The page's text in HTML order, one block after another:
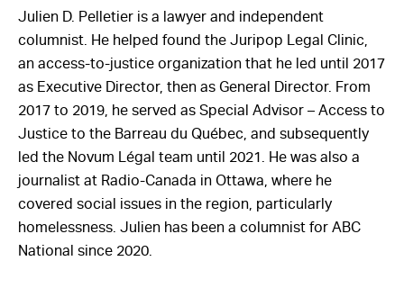
Julien D. Pelletier is a lawyer and independent
columnist. He helped found the Juripop Legal Clinic,
an access-to-justice organization that he led until 2017
as Executive Director, then as General Director. From
2017 to 2019, he served as Special Advisor – Access to
Justice to the Barreau du Québec, and subsequently
led the Novum Légal team until 2021. He was also a
journalist at Radio-Canada in Ottawa, where he
covered social issues in the region, particularly
homelessness. Julien has been a columnist for ABC
National since 2020.